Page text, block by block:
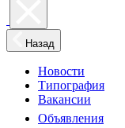
Назад
Новости
Типография
Вакансии
Объявления